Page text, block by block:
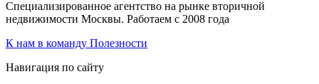
Специализированное агентство на рынке вторичной
недвижимости Москвы. Работаем с 2008 года
К нам в команду Полезности
Навигация по сайту